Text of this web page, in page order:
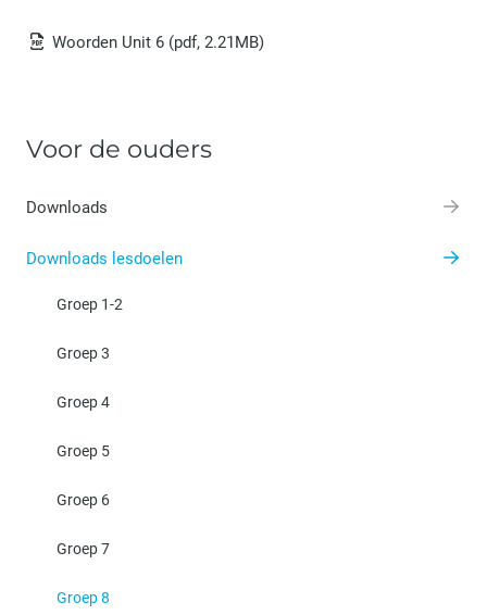
Woorden Unit 6 (pdf, 2.21MB)
Voor de ouders
Downloads
Downloads lesdoelen
Groep 1-2
Groep 3
Groep 4
Groep 5
Groep 6
Groep 7
Groep 8